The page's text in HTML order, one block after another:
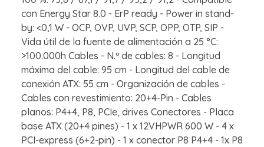
con Energy Star 8.0 - ErP ready - Power in stand-
by: <0,1 W - OCP, OVP, UVP, SCP, OPP, OTP, SIP -
Vida útil de la fuente de alimentación a 25 °C:
>100.000h Cables - N.º de cables: 8 - Longitud
máxima del cable: 95 cm - Longitud del cable de
conexión ATX: 55 cm - Organización de cables -
Cables con revestimiento: 20+4-Pin - Cables
planos: P4+4, P8, PCIe, drives Conectores - Placa
base ATX (20+4 pines) - 1 x 12VHPWR 600 W - 4 x
PCI-express (6+2-pin) - 1 x conector P8 P4+4 - 1x P8